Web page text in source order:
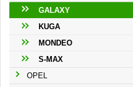
GALAXY
KUGA
MONDEO
S-MAX
OPEL